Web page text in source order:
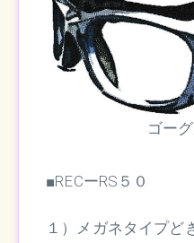
ゴー
■RECーRS５０
１）メガネタイプど